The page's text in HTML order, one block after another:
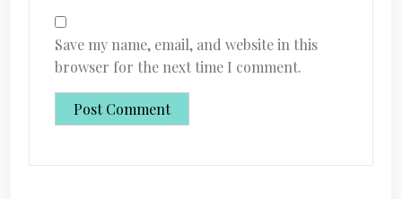
Save my name, email, and website in this
browser for the next time I comment.